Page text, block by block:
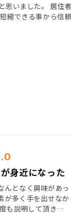
思いました。 居住
縮できる事から信
身近になった
んとなく興味があっ
が多く手を出せなか
も説明して頂き、